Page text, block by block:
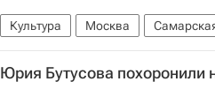
Культура Москва
Ирина Купченко
МЭР
Юрия Бутусова похоронили